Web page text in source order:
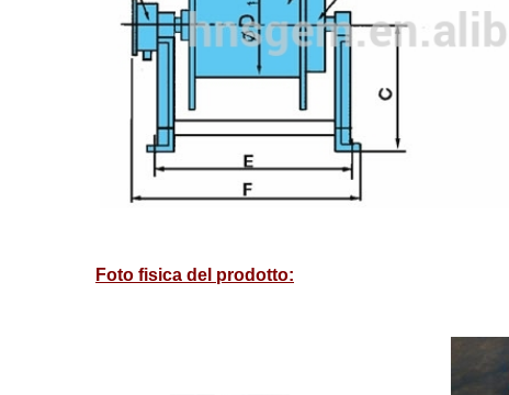
Foto fisica del prodotto: